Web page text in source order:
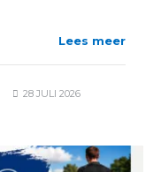
Lees meer
28 JULI 2026